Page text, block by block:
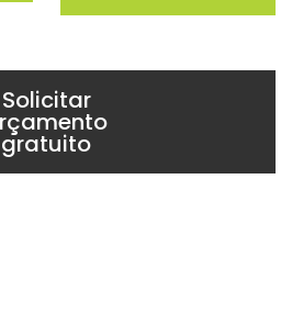
Solicitar
gratuito